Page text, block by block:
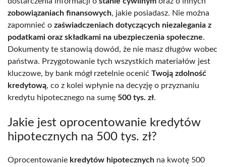
zobowiązaniach finansowych, jakie posiadasz. Nie można
zapomnieć o zaświadczeniach dotyczących niezalegania z
podatkami oraz składkami na ubezpieczenia społeczne.
Dokumenty te stanowią dowód, że nie masz długów wobec
państwa. Przygotowanie tych wszystkich materiałów jest
kluczowe, by bank mógł rzetelnie ocenić Twoją zdolność
kredytową, co z kolei wpłynie na decyzję o przyznaniu
kredytu hipotecznego na sumę 500 tys. zł.
Jakie jest oprocentowanie kredytów
hipotecznych na 500 tys. zł?
Oprocentowanie kredytów hipotecznych na kwotę 500